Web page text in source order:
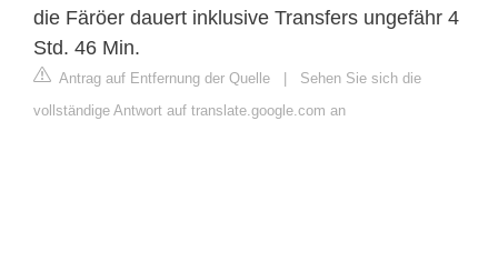
die Färöer dauert inklusive Transfers ungefähr 4
Std. 46 Min.
Antrag auf Entfernung der Quelle | Sehen Sie sich die
vollständige Antwort auf translate.google.com an